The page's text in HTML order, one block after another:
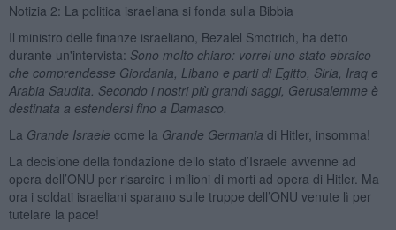
Notizia 2: La politica israeliana si fonda sulla Bibbia
Il ministro delle finanze israeliano, Bezalel Smotrich, ha detto
durante un'intervista: Sono molto chiaro: vorrei uno stato ebraico
che comprendesse Giordania, Libano e parti di Egitto, Siria, Iraq e
Arabia Saudita. Secondo i nostri più grandi saggi, Gerusalemme è
destinata a estendersi fino a Damasco.
La Grande Israele come la Grande Germania di Hitler, insomma!
La decisione della fondazione dello stato d’Israele avvenne ad
opera dell’ONU per risarcire i milioni di morti ad opera di Hitler. Ma
ora i soldati israeliani sparano sulle truppe dell’ONU venute lì per
tutelare la pace!